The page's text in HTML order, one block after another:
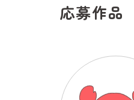
応募作品